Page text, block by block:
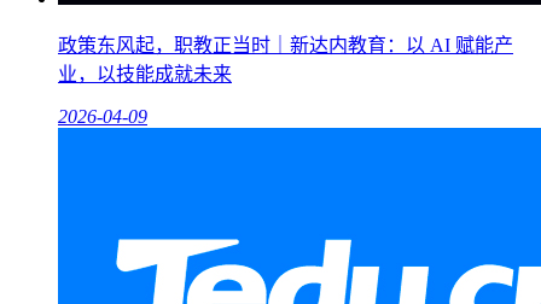
政策东风起，职教正当时｜新达内教育：以 AI 赋能产
业，以技能成就未来
2026-04-09